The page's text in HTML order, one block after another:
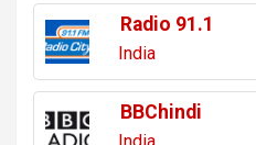
Radio 91.1
India
BBChindi